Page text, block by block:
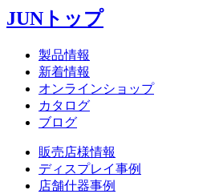
JUNトップ
製品情報
新着情報
オンラインショップ
カタログ
ブログ
販売店様情報
ディスプレイ事例
店舗什器事例